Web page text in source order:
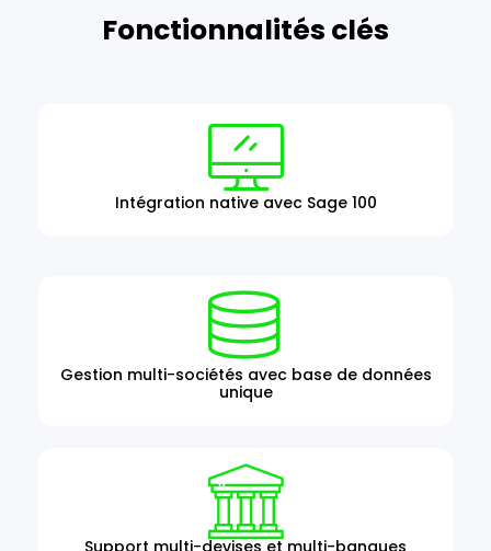
Fonctionnalités clés
Intégration native avec Sage 100
Gestion multi-sociétés avec base de données
unique
Support multi-devises et multi-banques